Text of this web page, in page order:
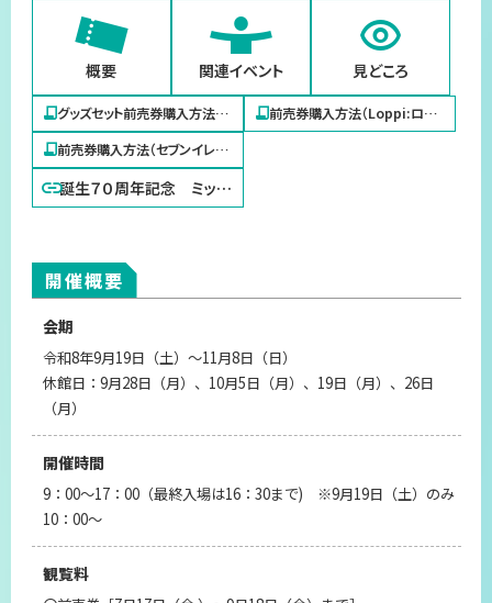
概要 関連イベント 見どころ
グッズセット前売券購入方法
（イープラス・ファミリーマート）
前売券購入方法（Loppi:ロー
ソン、ミニストップ）
前売券購入方法（セブンイレブ
ン）
誕生７０周年記念 ミッフ
ィー展
開催概要
会期
令和8年9月19日（土）～11月8日（日）
休館日：9月28日（月）、10月5日（月）、19日（月）、26日
（月）
開催時間
9：00～17：00（最終入場は16：30まで) ※9月19日（土）のみ
10：00～
観覧料